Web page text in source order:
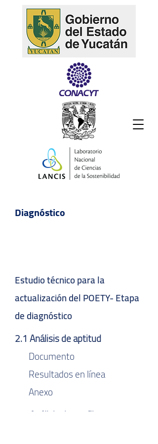
Diagnóstico
Estudio técnico para la
actualización del POETY- Etapa
de diagnóstico
2.1 Análisis de aptitud
Documento
Resultados en línea
Anexo
2.2 Análisis de conflictos